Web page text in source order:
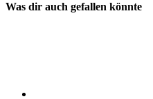
Was dir auch gefallen könnte